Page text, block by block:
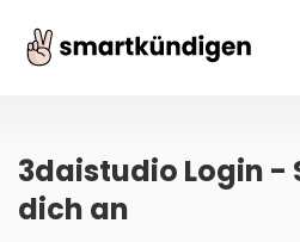
3daistudio Login -
dich an